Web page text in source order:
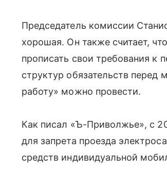
Председатель комиссии
хорошая. Он также считает,
прописать свои требования к
структур обязательств
работу» можно провести.
Как писал «Ъ-Приволжье», с
для запрета проезда
средств индивидуальной